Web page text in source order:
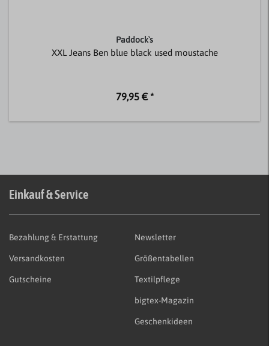
Paddock`s
XXL Jeans Ben blue black used moustache
79,95 € *
Einkauf & Service
Bezahlung & Erstattung
Versandkosten
Gutscheine
Newsletter
Größentabellen
Textilpflege
bigtex-Magazin
Geschenkideen